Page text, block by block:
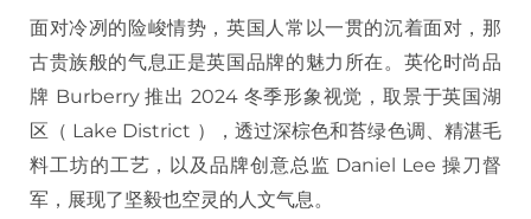
面对冷冽的险峻情势，英国人常以一贯的沉着面对，那
古贵族般的气息正是英国品牌的魅力所在。英伦时尚品
牌 Burberry 推出 2024 冬季形象视觉，取景于英国湖
区（ Lake District ），透过深棕色和苔绿色调、精湛毛
料工坊的工艺，以及品牌创意总监 Daniel Lee 操刀督
军，展现了坚毅也空灵的人文气息。